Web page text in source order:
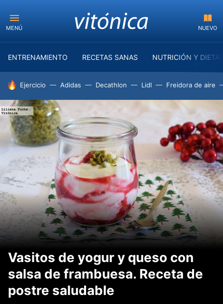
MENÚ NUEVO
ENTRENAMIENTO RECETAS SANAS NUTRICIÓN Y
HOY SE HABLA DE
Ejercicio Adidas Decathlon Lidl Freidora de aire
Vasitos de yogur y queso con
salsa de frambuesa. Receta de
postre saludable